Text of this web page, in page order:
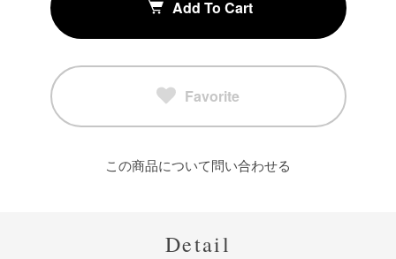
Add To Cart
Favorite
この商品について問い合わせる
Detail